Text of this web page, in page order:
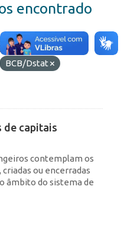
encontrado
Etiquetas:
BCB/Dstat
de capitais
contemplam os
ou encerradas
âmbito do sistema de